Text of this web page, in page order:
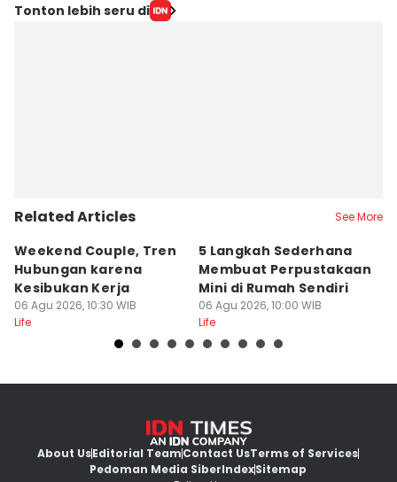
Tonton lebih seru di
Related Articles See More
Weekend Couple, Tren
Hubungan karena
Kesibukan Kerja
06 Agu 2026, 10:30 WIB
Life
5 Langkah Sederhana
Membuat Perpustakaan
Mini di Rumah Sendiri
06 Agu 2026, 10:00 WIB
Life
About UsEditorial TeamContact UsTerms of Services
Pedoman Media SiberIndexSitemap